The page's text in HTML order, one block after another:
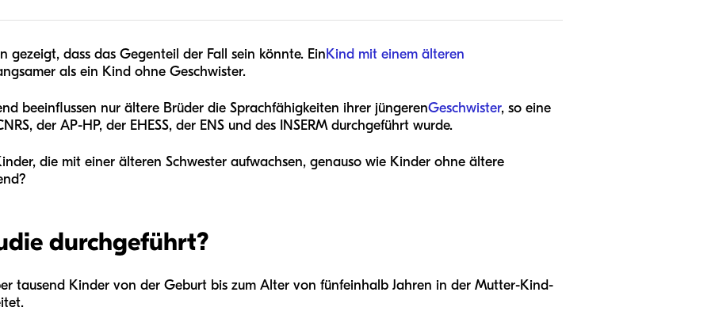
gezeigt, dass das Gegenteil der Fall sein könnte. EinKind mit einem älteren
als ein Kind ohne Geschwister.
beeinflussen nur ältere Brüder die Sprachfähigkeiten ihrer jüngerenGeschwister, so eine
der AP-HP, der EHESS, der ENS und des INSERM durchgeführt wurde.
die mit einer älteren Schwester aufwachsen, genauso wie Kinder ohne ältere
durchgeführt?
tausend Kinder von der Geburt bis zum Alter von fünfeinhalb Jahren in der Mutter-Kind-